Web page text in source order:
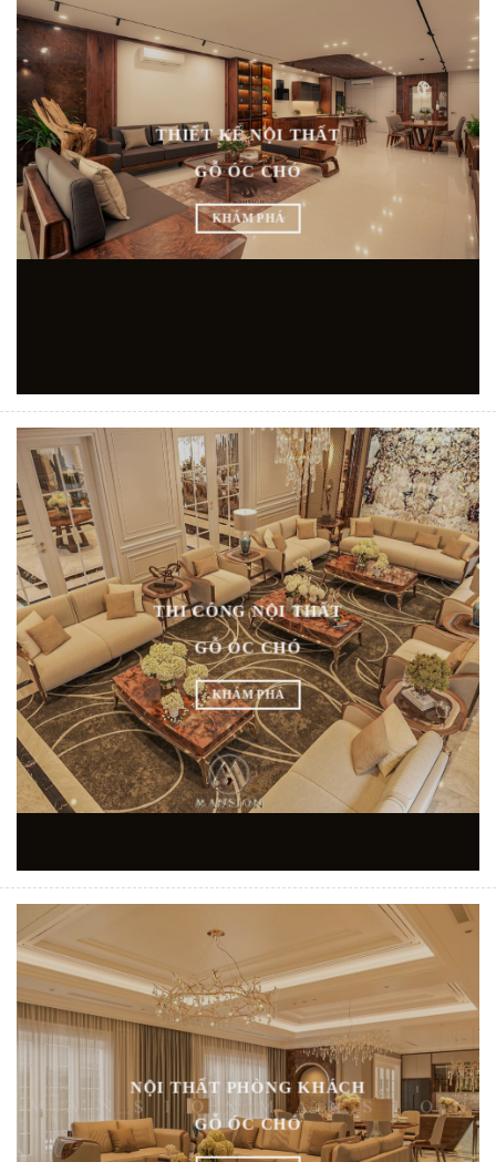
THIẾT KẾ NỘI THẤT
GỖ ÓC CHÓ
KHÁM PHÁ
THI CÔNG NỘI THẤT
GỖ ÓC CHÓ
KHÁM PHÁ
NỘI THẤT PHÒNG KHÁCH
GỖ ÓC CHÓ